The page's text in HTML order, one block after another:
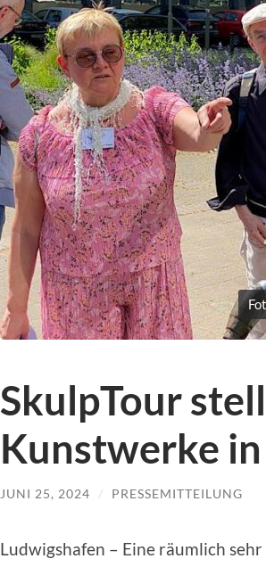
SkulpTour
Kunstwerke
JUNI 25, 2024 / PRESSEMITTEILUNG
Ludwigshafen – Eine räumlich